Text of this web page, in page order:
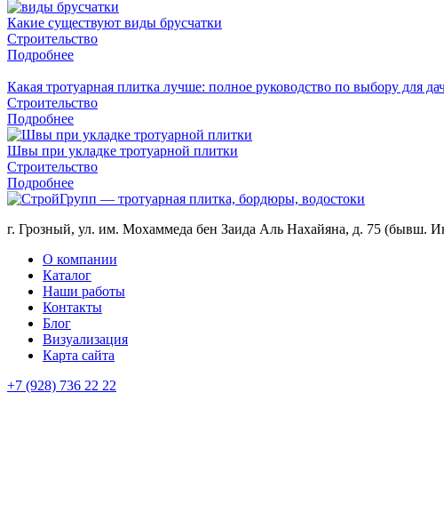
Какие существуют виды брусчатки
Строительство
Подробнее
Какая тротуарная плитка лучше: полное руководство по выбору для
Строительство
Подробнее
Швы при укладке тротуарной плитки
Строительство
Подробнее
г. Грозный, ул. им. Мохаммеда бен Заида Аль Нахайяна, д. 75 (бывш.
О компании
Каталог
Наши работы
Контакты
Блог
Визуализация
Карта сайта
+7 (928) 736 22 22